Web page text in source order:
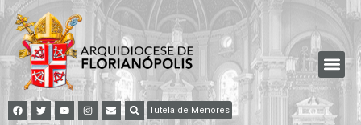
Tutela de Menores